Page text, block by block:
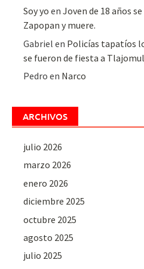
Soy yo enJoven de 18 años
Zapopan y muere.
Gabriel en Policías tapatíos
se fueron de fiesta a
Pedro en Narco
ARCHIVOS
julio 2026
marzo 2026
enero 2026
diciembre 2025
octubre 2025
agosto 2025
julio 2025